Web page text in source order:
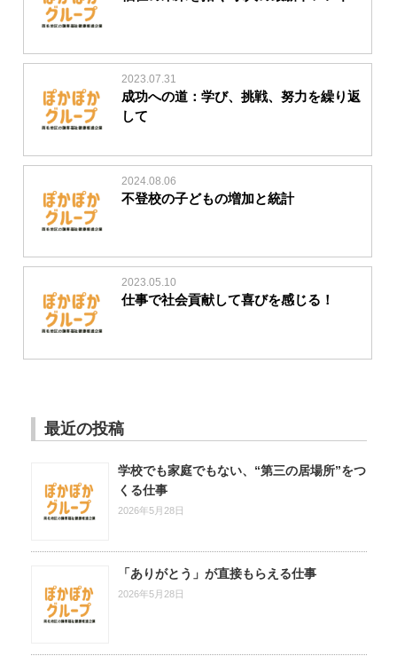
2023.07.31
成功への道：学び、挑戦、努力を繰り返
して
2024.08.06
不登校の子どもの増加と統計
2023.05.10
仕事で社会貢献して喜びを感じる！
最近の投稿
学校でも家庭でもない、“第三の居場所”をつ
くる仕事
2026年5月28日
「ありがとう」が直接もらえる仕事
2026年5月28日